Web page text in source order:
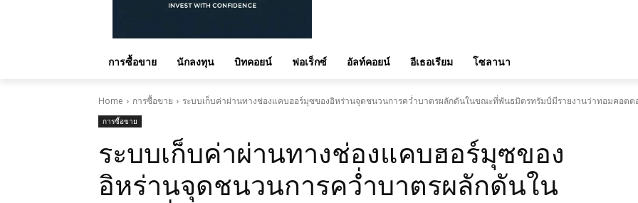
การซื้อขาย นักลงทุน บิทคอยน์ ฟอเร็กซ์ อัลท์คอยน์ อีเธอเรียม โซลานา
Home การซื้อขาย ระบบเก็บค่าผ่านทางช่องแคบฮอร์มุซของอิหร่านจุดชนวนการคว่ำบาตรผลักดันในขณะที่พันธมิตรทรัมป์มีรายงานว่าทอมคอตต
การซื้อขาย
ระบบเก็บค่าผ่านทางช่องแคบฮอร์มุซของ
อิหร่านจุดชนวนการคว่ำบาตรผลักดันใน